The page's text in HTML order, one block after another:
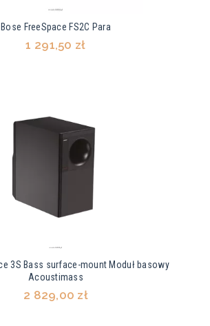
Bose FreeSpace FS2C Para
1 291,50 zł
3S Bass surface-mount Moduł basowy
Acoustimass
2 829,00 zł